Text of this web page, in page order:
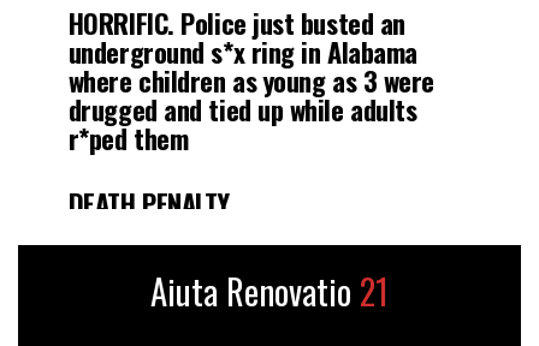
HORRIFIC. Police just busted an
underground s*x ring in Alabama
where children as young as 3 were
drugged and tied up while adults
r*ped them
DEATH PENALTY
— Libs of TikTok (@libsoftiktok)
Aiuta Renovatio 21